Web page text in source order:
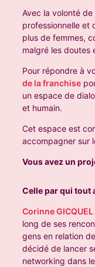
Avec la volonté
professionnelle et
plus de femmes,
malgré les doutes
Pour répondre à
de la franchise
un espace de
et humain.
Cet espace est
accompagner sur
Vous avez un
Celle par qui tout
Corinne GICQUEL
long de ses
gens en relation
décidé de lancer
networking dans